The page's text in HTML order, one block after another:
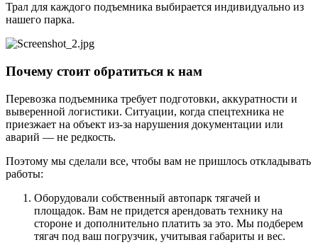
Трал для каждого подъемника выбирается индивидуально из
нашего парка.
Почему стоит обратиться к нам
Перевозка подъемника требует подготовки, аккуратности и
выверенной логистики. Ситуации, когда спецтехника не
приезжает на объект из-за нарушения документации или
аварий — не редкость.
Поэтому мы сделали все, чтобы вам не пришлось откладывать
работы:
Оборудовали собственный автопарк тягачей и
площадок. Вам не придется арендовать технику на
стороне и дополнительно платить за это. Мы подберем
тягач под ваш погрузчик, учитывая габариты и вес.